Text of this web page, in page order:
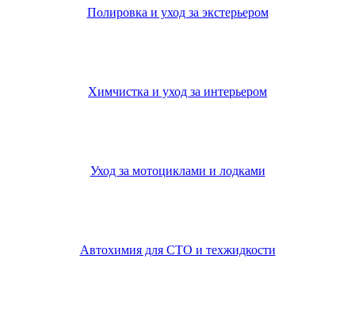
Полировка и уход за экстерьером
Химчистка и уход за интерьером
Уход за мотоциклами и лодками
Автохимия для СТО и техжидкости